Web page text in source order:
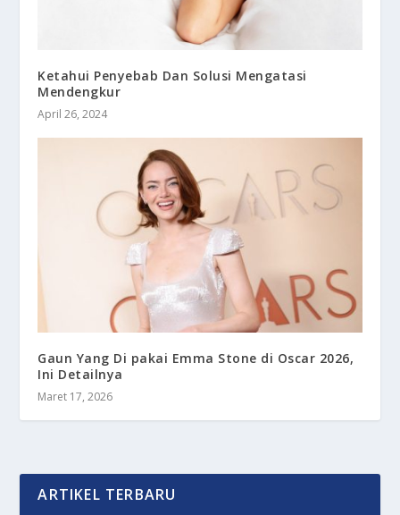
Ketahui Penyebab Dan Solusi Mengatasi
Mendengkur
April 26, 2024
Gaun Yang Di pakai Emma Stone di Oscar 2026,
Ini Detailnya
Maret 17, 2026
ARTIKEL TERBARU